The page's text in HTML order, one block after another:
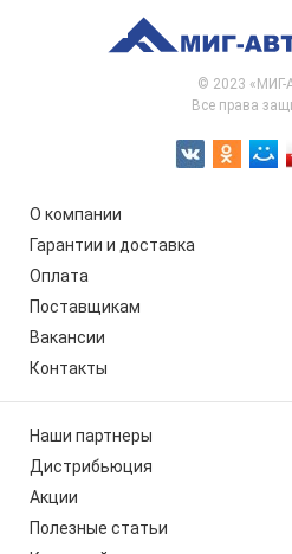
© 2023
Все права
О компании
Гарантии и доставка
Оплата
Поставщикам
Вакансии
Контакты
Наши партнеры
Дистрибьюция
Акции
Полезные статьи